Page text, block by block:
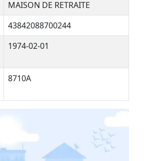
MAISON DE RETRAITE
43842088700244
1974-02-01
8710A